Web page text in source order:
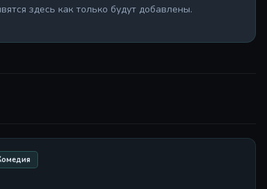
здесь как только будут добавлены.